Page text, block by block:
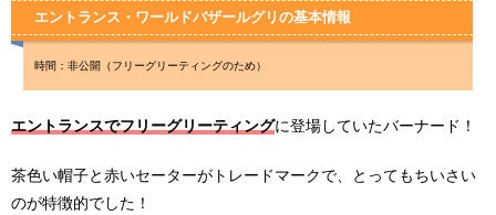
エントランス・ワールドバザールグリの基本情報
時間：非公開（フリーグリーティングのため）
エントランスでフリーグリーティングに登場していたバーナード！
茶色い帽子と赤いセーターがトレードマークで、とってもちいさい
のが特徴的でした！